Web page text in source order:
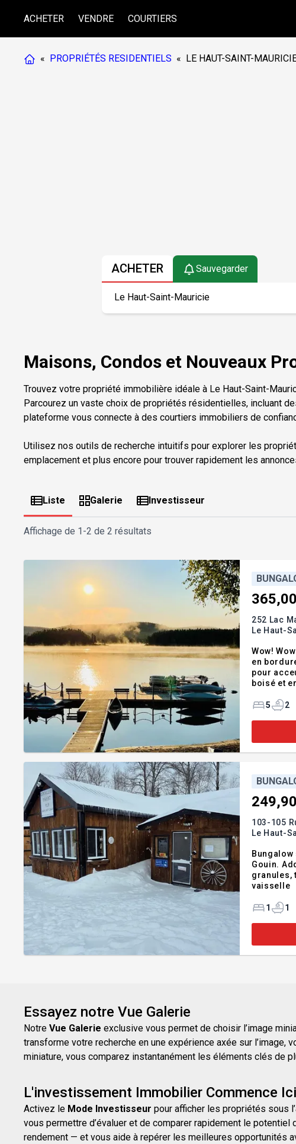
ACHETER VENDRE COURTIERS
« PROPRIÉTÉS RESIDENTIELS « LE HAUT-SAINT-
ACHETER Sauvegarder
Maisons, Condos et Nouveaux
Trouvez votre propriété immobilière idéale à Le Haut-Saint-
Parcourez un vaste choix de propriétés résidentielles, incluant
plateforme vous connecte à des courtiers immobiliers de
Utilisez nos outils de recherche intuitifs pour explorer les
emplacement et plus encore pour trouver rapidement les
Liste Galerie Investisseur
Affichage de 1-2 de 2 résultats
252 Lac
Le Haut-
Wow!
en
pour
boisé et
excursion
5 2
103-105
Le Haut-
Gouin.
granules,
vaisselle
1 1
Essayez notre Vue Galerie
Notre Vue Galerie exclusive vous permet de choisir l’image
transforme votre recherche en une expérience axée sur
miniature, vous comparez instantanément les éléments clés de
L'investissement Immobilier Commence Ici
Activez le Mode Investisseur pour afficher les propriétés sous
vous permettre d’évaluer et de comparer rapidement le
rendement — et vous aide à repérer les meilleures opportunités